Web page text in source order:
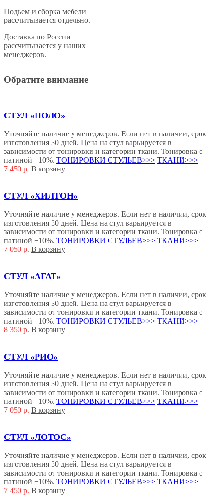
Подъем и сборка мебели
рассчитывается отдельно.
Доставка по России
рассчитывается у наших
менеджеров.
Обратите внимание
СТУЛ «ПОЛО»
Уточняйте наличие у менеджеров. Если нет в наличии, срок
изготовления 30 дней. Цена на стул варьируется в
зависимости от тонировки и категории ткани. Тонировка с
патиной +10%. ТОНИРОВКИ СТУЛЬЕВ>>> ТКАНИ>>>
7 450 р. В корзину
СТУЛ «ХИЛТОН»
Уточняйте наличие у менеджеров. Если нет в наличии, срок
изготовления 30 дней. Цена на стул варьируется в
зависимости от тонировки и категории ткани. Тонировка с
патиной +10%. ТОНИРОВКИ СТУЛЬЕВ>>> ТКАНИ>>>
7 050 р. В корзину
СТУЛ «АГАТ»
Уточняйте наличие у менеджеров. Если нет в наличии, срок
изготовления 30 дней. Цена на стул варьируется в
зависимости от тонировки и категории ткани. Тонировка с
патиной +10%. ТОНИРОВКИ СТУЛЬЕВ>>> ТКАНИ>>>
8 350 р. В корзину
СТУЛ «РИО»
Уточняйте наличие у менеджеров. Если нет в наличии, срок
изготовления 30 дней. Цена на стул варьируется в
зависимости от тонировки и категории ткани. Тонировка с
патиной +10%. ТОНИРОВКИ СТУЛЬЕВ>>> ТКАНИ>>>
7 050 р. В корзину
СТУЛ «ЛОТОС»
Уточняйте наличие у менеджеров. Если нет в наличии, срок
изготовления 30 дней. Цена на стул варьируется в
зависимости от тонировки и категории ткани. Тонировка с
патиной +10%. ТОНИРОВКИ СТУЛЬЕВ>>> ТКАНИ>>>
7 450 р. В корзину